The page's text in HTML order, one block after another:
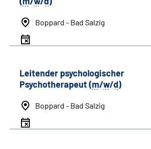
Boppard - Bad Salzig
Leitender psychologischer
Psychotherapeut (m/w/d)
Boppard - Bad Salzig